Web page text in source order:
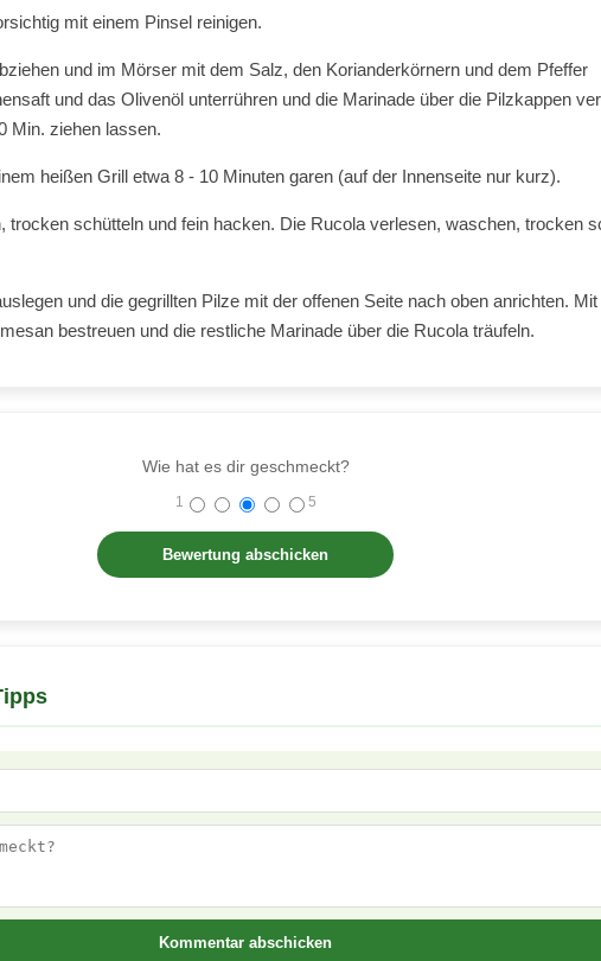
mit einem Pinsel reinigen.
und im Mörser mit dem Salz, den Korianderkörnern und dem Pfeffer
und das Olivenöl unterrühren und die Marinade über die Pilzkappen
Min. ziehen lassen.
heißen Grill etwa 8 - 10 Minuten garen (auf der Innenseite nur kurz).
trocken schütteln und fein hacken. Die Rucola verlesen, waschen, trocken
und die gegrillten Pilze mit der offenen Seite nach oben anrichten.
bestreuen und die restliche Marinade über die Rucola träufeln.
Wie hat es dir geschmeckt?
1 5
Kommentar abschicken